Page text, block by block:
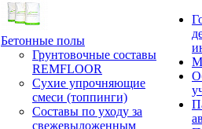
Бетонные полы
Грунтовочные составы
REMFLOOR
Сухие упрочняющие
смеси (топпинги)
Составы по уходу за
свежевыложенным